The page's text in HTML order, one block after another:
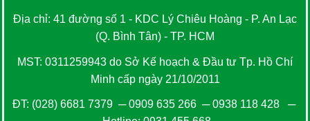
Địa chỉ: 41 đường số 1 - KDC Lý Chiêu Hoàng - P. An Lạc
(Q. Bình Tân) - TP. HCM
MST: 0311259943 do Sở Kế hoạch & Đầu tư Tp. Hồ Chí
Minh cấp ngày 21/10/2011
ĐT: (028) 6681 7379 ─0909 635 266─0938 118 428─